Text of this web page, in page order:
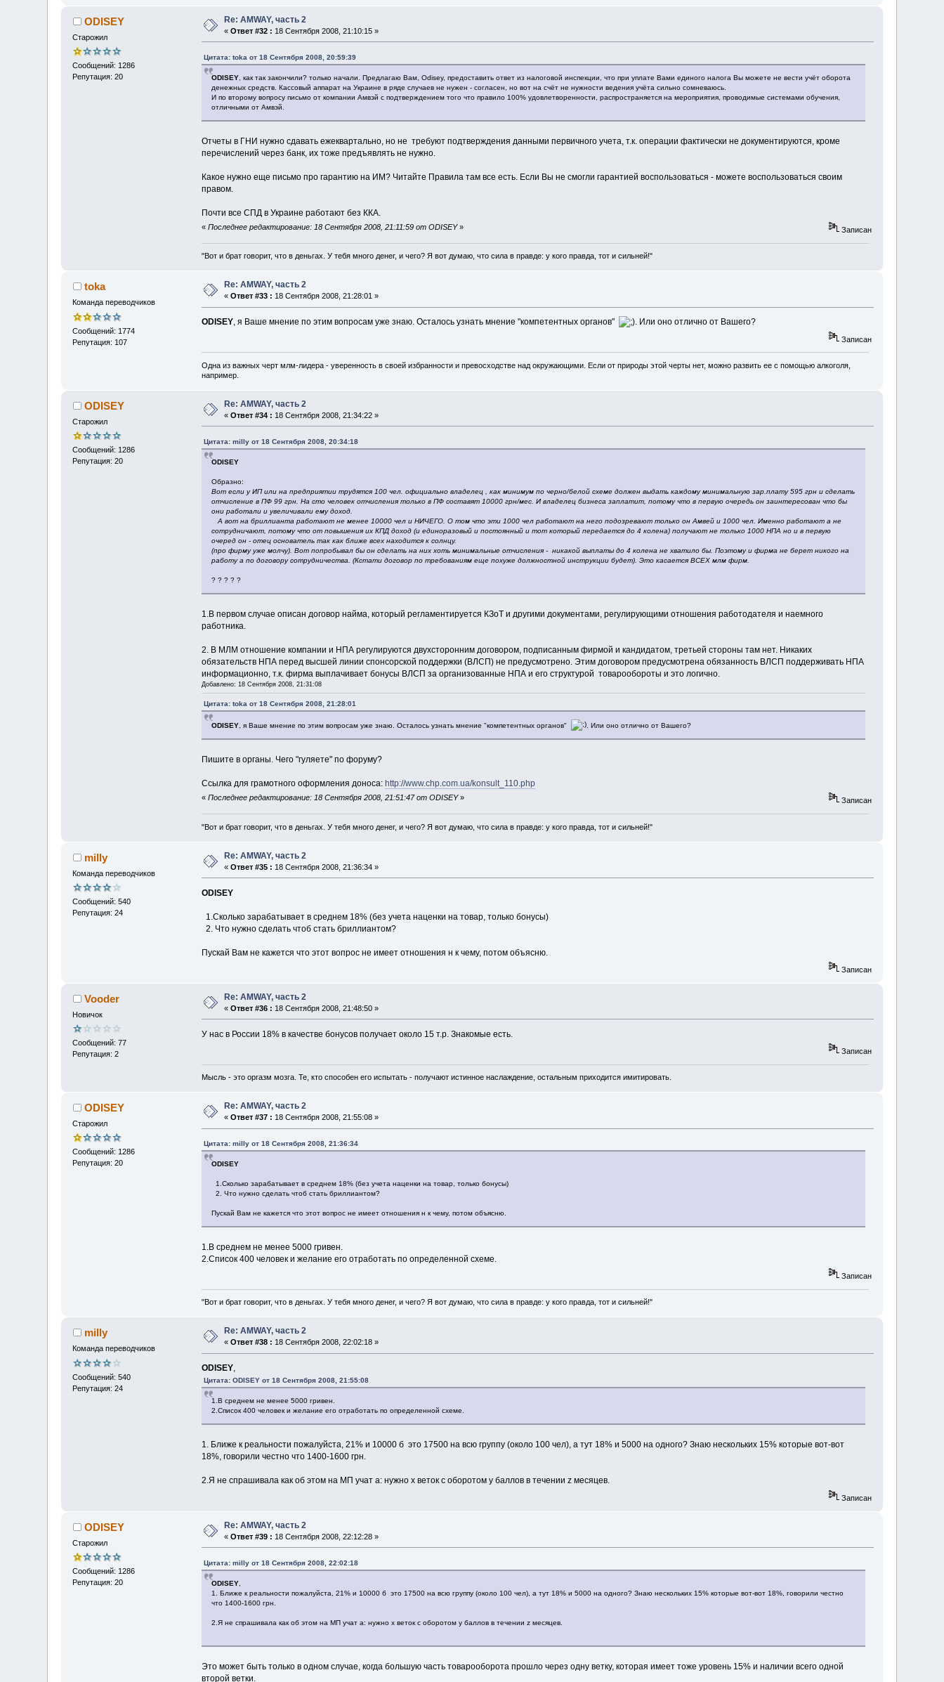
ODISEY
Старожил
Сообщений: 1286
Репутация: 20
Re: AMWAY, часть 2
«Ответ #32 : 18 Сентября 2008, 21:10:15 »
Цитата: toka от 18 Сентября 2008, 20:59:39
ODISEY, как так закончили? только начали. Предлагаю Вам, Odisey, предоставить ответ из налоговой инспекции, что при уплате Вами единого налога Вы можете не вести учёт оборота
денежных средств. Кассовый аппарат на Украине в ряде случаев не нужен - согласен, но вот на счёт не нужности ведения учёта сильно сомневаюсь.
И по второму вопросу письмо от компании Амвэй с подтверждением того что правило 100% удовлетворенности, распространяется на мероприятия, проводимые системами обучения,
отличными от Амвэй.
Отчеты в ГНИ нужно сдавать ежеквартально, но не требуют подтверждения данными первичного учета, т.к. операции фактически не документируются, кроме
перечислений через банк, их тоже предъявлять не нужно.
Какое нужно еще письмо про гарантию на ИМ? Читайте Правила там все есть. Если Вы не смогли гарантией воспользоваться - можете воспользоваться своим
правом.
Почти все СПД в Украине работают без ККА.
« Последнее редактирование: 18 Сентября 2008, 21:11:59 от ODISEY» Записан
"Вот и брат говорит, что в деньгах. У тебя много денег, и чего? Я вот думаю, что сила в правде: у кого правда, тот и сильней!"
toka
Команда переводчиков
Сообщений: 1774
Репутация: 107
Re: AMWAY, часть 2
«Ответ #33 : 18 Сентября 2008, 21:28:01 »
ODISEY, я Ваше мнение по этим вопросам уже знаю. Осталось узнать мнение "компетентных органов" . Или оно отлично от Вашего?
Записан
Одна из важных черт млм-лидера - уверенность в своей избранности и превосходстве над окружающими. Если от природы этой черты нет, можно развить ее с помощью алкоголя,
например.
ODISEY
Старожил
Сообщений: 1286
Репутация: 20
Re: AMWAY, часть 2
«Ответ #34 : 18 Сентября 2008, 21:34:22 »
Цитата: milly от 18 Сентября 2008, 20:34:18
ODISEY
Образно:
Вот если у ИП или на предприятии трудятся 100 чел. официально владелец , как минимум по черно/белой схеме должен выдать каждому минимальную зар.плату 595 грн и сделать
отчисление в ПФ 99 грн. На сто человек отчисления только в ПФ составят 10000 грн/мес. И владелец бизнеса заплатит, потому что в первую очередь он заинтересован что бы
они работали и увеличивали ему доход.
А вот на бриллианта работают не менее 10000 чел и НИЧЕГО. О том что эти 1000 чел работают на него подозревают только он Амвей и 1000 чел. Именно работают а не
сотрудничают, потому что от повышения их КПД доход (и единоразовый и постоянный и тот который передается до 4 колена) получают не только 1000 НПА но и в первую
очеред он - отец основатель так как ближе всех находится к солнцу.
(про фирму уже молчу). Вот попробывал бы он сделать на них хоть минимальные отчисления - никакой выплаты до 4 колена не хватило бы. Поэтому и фирма не берет никого на
работу а по договору сотрудничества. (Кстати договор по требованиям еще похуже должностной инструкции будет). Это касается ВСЕХ млм фирм.
? ? ? ? ?
1.В первом случае описан договор найма, который регламентируется КЗоТ и другими документами, регулирующими отношения работодателя и наемного
работника.
2. В МЛМ отношение компании и НПА регулируются двухсторонним договором, подписанным фирмой и кандидатом, третьей стороны там нет. Никаких
обязательств НПА перед высшей линии спонсорской поддержки (ВЛСП) не предусмотрено. Этим договором предусмотрена обязанность ВЛСП поддерживать НПА
информационно, т.к. фирма выплачивает бонусы ВЛСП за организованные НПА и его структурой товарообороты и это логично.
Добавлено: 18 Сентября 2008, 21:31:08
Цитата: toka от 18 Сентября 2008, 21:28:01
ODISEY, я Ваше мнение по этим вопросам уже знаю. Осталось узнать мнение "компетентных органов" . Или оно отлично от Вашего?
Пишите в органы. Чего "гуляете" по форуму?
Ссылка для грамотного оформления доноса: http://www.chp.com.ua/konsult_110.php
« Последнее редактирование: 18 Сентября 2008, 21:51:47 от ODISEY» Записан
"Вот и брат говорит, что в деньгах. У тебя много денег, и чего? Я вот думаю, что сила в правде: у кого правда, тот и сильней!"
milly
Команда переводчиков
Сообщений: 540
Репутация: 24
Re: AMWAY, часть 2
«Ответ #35 : 18 Сентября 2008, 21:36:34 »
ODISEY
1.Сколько зарабатывает в среднем 18% (без учета наценки на товар, только бонусы)
2. Что нужно сделать чтоб стать бриллиантом?
Пускай Вам не кажется что этот вопрос не имеет отношения н к чему, потом объясню.
Записан
Vooder
Новичок
Сообщений: 77
Репутация: 2
Re: AMWAY, часть 2
«Ответ #36 : 18 Сентября 2008, 21:48:50 »
У нас в России 18% в качестве бонусов получает около 15 т.р. Знакомые есть.
Записан
Мысль - это оргазм мозга. Те, кто способен его испытать - получают истинное наслаждение, остальным приходится имитировать.
ODISEY
Старожил
Сообщений: 1286
Репутация: 20
Re: AMWAY, часть 2
«Ответ #37 : 18 Сентября 2008, 21:55:08 »
Цитата: milly от 18 Сентября 2008, 21:36:34
ODISEY
1.Сколько зарабатывает в среднем 18% (без учета наценки на товар, только бонусы)
2. Что нужно сделать чтоб стать бриллиантом?
Пускай Вам не кажется что этот вопрос не имеет отношения н к чему, потом объясню.
1.В среднем не менее 5000 гривен.
2.Список 400 человек и желание его отработать по определенной схеме.
Записан
"Вот и брат говорит, что в деньгах. У тебя много денег, и чего? Я вот думаю, что сила в правде: у кого правда, тот и сильней!"
milly
Команда переводчиков
Сообщений: 540
Репутация: 24
Re: AMWAY, часть 2
«Ответ #38 : 18 Сентября 2008, 22:02:18 »
ODISEY,
Цитата: ODISEY от 18 Сентября 2008, 21:55:08
1.В среднем не менее 5000 гривен.
2.Список 400 человек и желание его отработать по определенной схеме.
1. Ближе к реальности пожалуйста, 21% и 10000 б это 17500 на всю группу (около 100 чел), а тут 18% и 5000 на одного? Знаю нескольких 15% которые вот-вот
18%, говорили честно что 1400-1600 грн.
2.Я не спрашивала как об этом на МП учат а: нужно х веток с оборотом у баллов в течении z месяцев.
Записан
ODISEY
Старожил
Сообщений: 1286
Репутация: 20
Re: AMWAY, часть 2
«Ответ #39 : 18 Сентября 2008, 22:12:28 »
Цитата: milly от 18 Сентября 2008, 22:02:18
ODISEY,
1. Ближе к реальности пожалуйста, 21% и 10000 б это 17500 на всю группу (около 100 чел), а тут 18% и 5000 на одного? Знаю нескольких 15% которые вот-вот 18%, говорили честно
что 1400-1600 грн.
2.Я не спрашивала как об этом на МП учат а: нужно х веток с оборотом у баллов в течении z месяцев.
Это может быть только в одном случае, когда большую часть товарооборота прошло через одну ветку, которая имеет тоже уровень 15% и наличии всего одной
второй ветки.